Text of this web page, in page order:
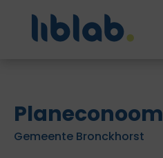
Planeconoom
Gemeente Bronckhorst